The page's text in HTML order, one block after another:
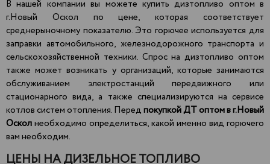
В нашей компании вы можете купить дизтопливо оптом в
г.Новый Оскол по цене, которая соответствует
среднерыночному показателю. Это горючее используется для
заправки автомобильного, железнодорожного транспорта и
сельскохозяйственной техники. Спрос на дизтопливо оптом
также может возникать у организаций, которые занимаются
обслуживанием электростанций передвижного или
стационарного вида, а также специализируются на сервисе
котлов систем отопления. Передпокупкой ДТ оптом в г.Новый
Осколнеобходимо определиться, какой именно вид горючего
вам необходим.
ЦЕНЫ НА ДИЗЕЛЬНОЕ ТОПЛИВО